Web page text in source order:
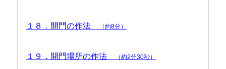
１８．開門の作法 （約8分）
１９．開門場所の作法 （約2分30秒）